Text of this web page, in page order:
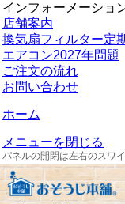
インフォーメーショ
店舗案内
換気扇フィルター定
エアコン2027年問題
ご注文の流れ
お問い合わせ
ホーム
メニューを閉じる
パネルの開閉は左右のスワ